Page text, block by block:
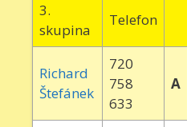
3.
skupina
Telefon
Richard
Štefánek
720
758
633
A